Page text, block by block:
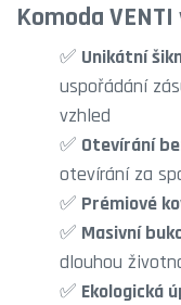
Komoda
✅ Unikátní
uspořádání
vzhled
✅ Otevírání
otevírání za
✅ Prémiové
✅ Masivní
dlouhou
✅ Ekologická